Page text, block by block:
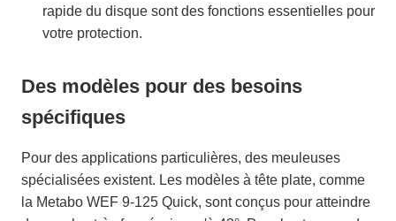
rapide du disque sont des fonctions essentielles pour
votre protection.
Des modèles pour des besoins
spécifiques
Pour des applications particulières, des meuleuses
spécialisées existent. Les modèles à tête plate, comme
la Metabo WEF 9-125 Quick, sont conçus pour atteindre